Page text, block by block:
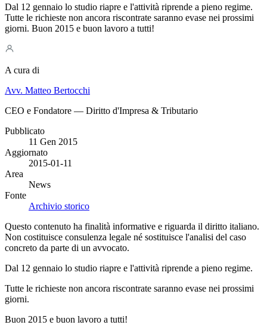
Dal 12 gennaio lo studio riapre e l'attività riprende a pieno regime.
Tutte le richieste non ancora riscontrate saranno evase nei prossimi
giorni. Buon 2015 e buon lavoro a tutti!
A cura di
Avv. Matteo Bertocchi
CEO e Fondatore — Diritto d'Impresa & Tributario
Pubblicato
11 Gen 2015
Aggiornato
2015-01-11
Area
News
Fonte
Archivio storico
Questo contenuto ha finalità informative e riguarda il diritto italiano.
Non costituisce consulenza legale né sostituisce l'analisi del caso
concreto da parte di un avvocato.
Dal 12 gennaio lo studio riapre e l'attività riprende a pieno regime.
Tutte le richieste non ancora riscontrate saranno evase nei prossimi
giorni.
Buon 2015 e buon lavoro a tutti!